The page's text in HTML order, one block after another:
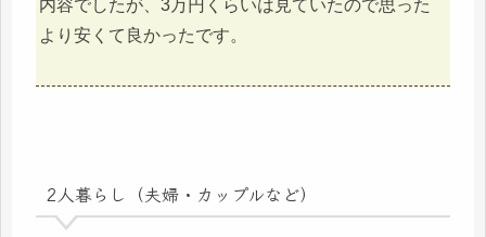
内容でしたが、3万円くらいは見ていたので思った
より安くて良かったです。
2人暮らし（夫婦・カップルなど）